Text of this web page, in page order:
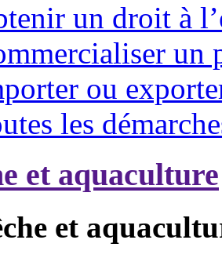
un droit à
un
ou
les
et aquaculture
et